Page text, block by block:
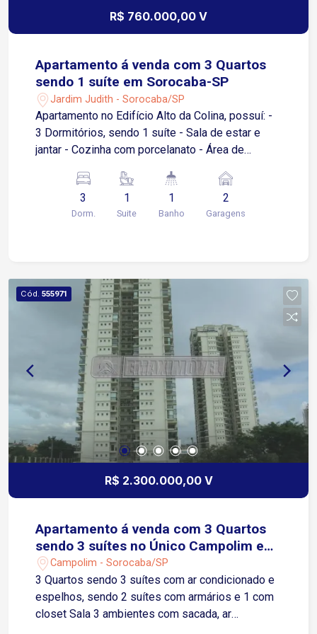
R$ 760.000,00 V
Apartamento á venda com 3 Quartos
sendo 1 suíte em Sorocaba-SP
Jardim Judith - Sorocaba/SP
Apartamento no Edifício Alto da Colina, possuí: -
3 Dormitórios, sendo 1 suíte - Sala de estar e
jantar - Cozinha com porcelanato - Área de
garagem - Varanda Gourmet com churrasqueira *
Preparação para: aquecimento nas torneiras (
exceto na lavanderia), ar condicionado na suíte.
3
Dorm.
1
Suite
1
Banho
2
Garagens
Cód. 555971
R$ 2.300.000,00 V
Apartamento á venda com 3 Quartos
sendo 3 suítes no Único Campolim em
Sorocaba-SP
Campolim - Sorocaba/SP
3 Quartos sendo 3 suítes com ar condicionado e
espelhos, sendo 2 suítes com armários e 1 com
closet Sala 3 ambientes com sacada, ar